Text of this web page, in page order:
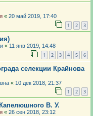
« 20 май 2019, 17:40
1 2 3
« 11 янв 2019, 14:48
1 2 3 4 5 6
селекции Крайнова
« 10 дек 2018, 21:37
1 2 3
В. У.
« 26 сен 2018, 23:12